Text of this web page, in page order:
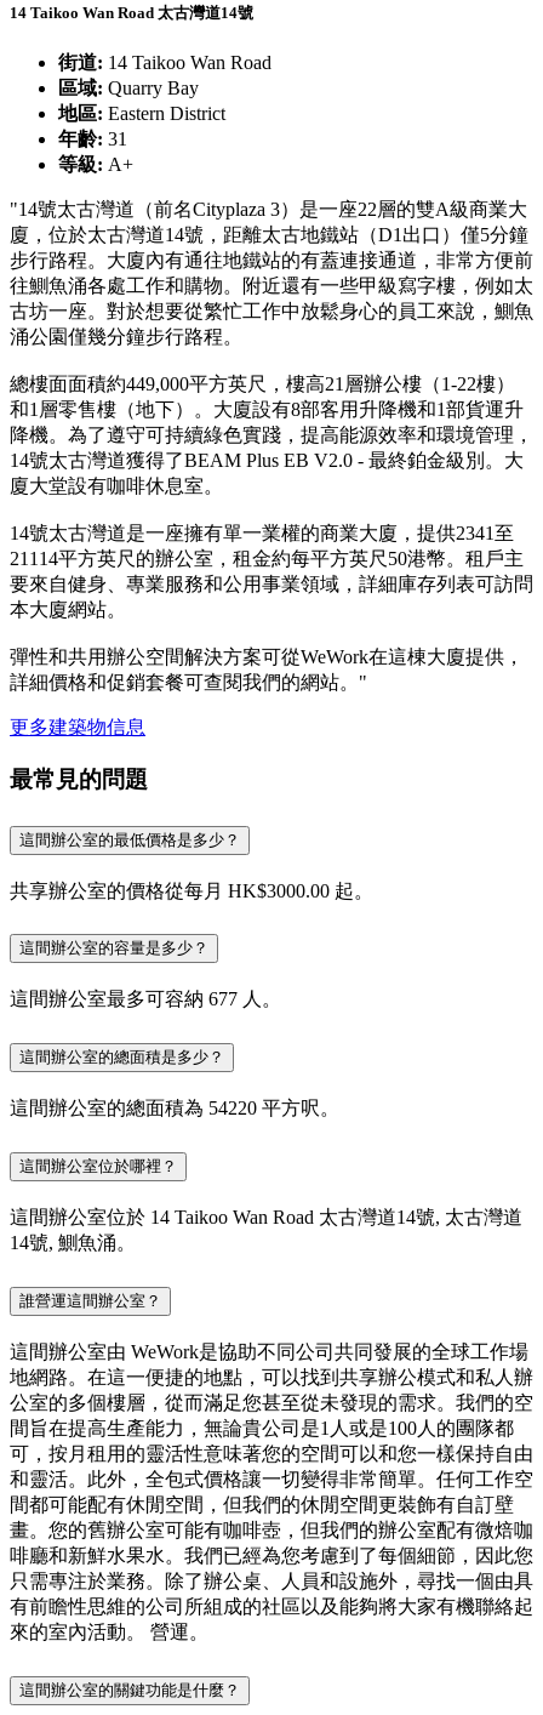
14 Taikoo Wan Road 太古灣道14號
街道: 14 Taikoo Wan Road
區域: Quarry Bay
地區: Eastern District
年齡: 31
等級: A+
"14號太古灣道（前名Cityplaza 3）是一座22層的雙A級商業大
廈，位於太古灣道14號，距離太古地鐵站（D1出口）僅5分鐘
步行路程。大廈內有通往地鐵站的有蓋連接通道，非常方便前
往鰂魚涌各處工作和購物。附近還有一些甲級寫字樓，例如太
古坊一座。對於想要從繁忙工作中放鬆身心的員工來說，鰂魚
涌公園僅幾分鐘步行路程。
總樓面面積約449,000平方英尺，樓高21層辦公樓（1-22樓）
和1層零售樓（地下）。大廈設有8部客用升降機和1部貨運升
降機。為了遵守可持續綠色實踐，提高能源效率和環境管理，
14號太古灣道獲得了BEAM Plus EB V2.0 - 最終鉑金級別。大
廈大堂設有咖啡休息室。
14號太古灣道是一座擁有單一業權的商業大廈，提供2341至
21114平方英尺的辦公室，租金約每平方英尺50港幣。租戶主
要來自健身、專業服務和公用事業領域，詳細庫存列表可訪問
本大廈網站。
彈性和共用辦公空間解決方案可從WeWork在這棟大廈提供，
詳細價格和促銷套餐可查閱我們的網站。"
更多建築物信息
最常見的問題
這間辦公室的最低價格是多少？
共享辦公室的價格從每月 HK$3000.00 起。
這間辦公室的容量是多少？
這間辦公室最多可容納 677 人。
這間辦公室的總面積是多少？
這間辦公室的總面積為 54220 平方呎。
這間辦公室位於哪裡？
這間辦公室位於 14 Taikoo Wan Road 太古灣道14號, 太古灣道
14號, 鰂魚涌。
誰營運這間辦公室？
這間辦公室由 WeWork是協助不同公司共同發展的全球工作場
地網路。在這一便捷的地點，可以找到共享辦公模式和私人辦
公室的多個樓層，從而滿足您甚至從未發現的需求。我們的空
間旨在提高生產能力，無論貴公司是1人或是100人的團隊都
可，按月租用的靈活性意味著您的空間可以和您一樣保持自由
和靈活。此外，全包式價格讓一切變得非常簡單。任何工作空
間都可能配有休閒空間，但我們的休閒空間更裝飾有自訂壁
畫。您的舊辦公室可能有咖啡壺，但我們的辦公室配有微焙咖
啡廳和新鮮水果水。我們已經為您考慮到了每個細節，因此您
只需專注於業務。除了辦公桌、人員和設施外，尋找一個由具
有前瞻性思維的公司所組成的社區以及能夠將大家有機聯絡起
來的室內活動。 營運。
這間辦公室的關鍵功能是什麼？